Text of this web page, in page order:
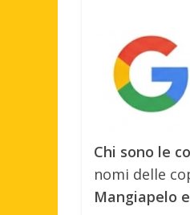
Chi sono le
nomi delle
Mangiapelo